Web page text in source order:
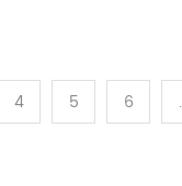
4 5 6